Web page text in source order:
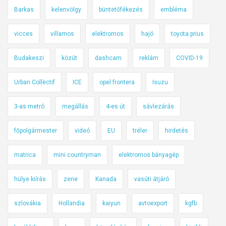
l
m
Barkas kelenvölgy büntetőfékezés embléma
vicces villamos elektromos hajó toyota prius
Budakeszi közút dashcam reklám COVID-19
Urban Collëctif ICE opel frontera Isuzu
3-as metró megállás 4-es út sávlezárás
főpolgármester videó EU tréler hirdetés
matrica mini countryman elektromos bányagép
hülye kiírás zene Kanada vasúti átjáró
szlovákia Hollandia kaiyun avtoexport kgfb